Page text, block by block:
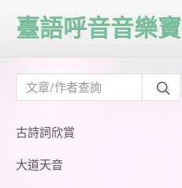
古詩詞欣賞
大道天音
臺語呼音音樂